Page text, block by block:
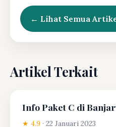
← Lihat Semua
Artikel Terkait
Info Paket C di
★ 4.9 · 22 Januari 2023